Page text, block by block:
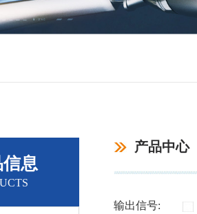
息
产品中心
输出信号: